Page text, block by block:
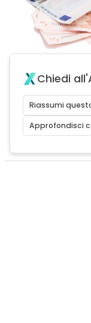
Chiedi
Riassumi
Approfondisci